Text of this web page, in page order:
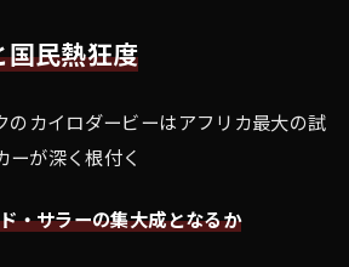
民熱狂度
のカイロダービーはアフリカ最大の試
ーが深く根付く
・サラーの集大成となるか